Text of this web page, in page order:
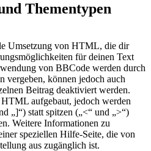
Thementypen
Umsetzung von HTML, die dir
für deinen Text
von BBCode werden durch
vergeben, können jedoch auch
Beitrag deaktiviert werden.
aufgebaut, jedoch werden
„]“) statt spitzen („<“ und „>“)
Weitere Informationen zu
speziellen Hilfe-Seite, die von
aus zugänglich ist.